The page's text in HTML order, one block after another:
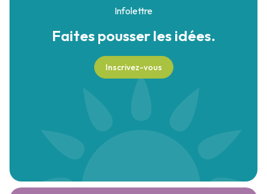
Infolettre
Faites pousserles idées.
Inscrivez-vous